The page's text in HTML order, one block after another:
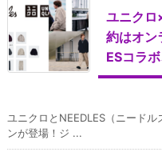
ユニクロ
約はオン
ESコラ
ユニクロとNEEDLES（ニード
ンが登場！ジ ...